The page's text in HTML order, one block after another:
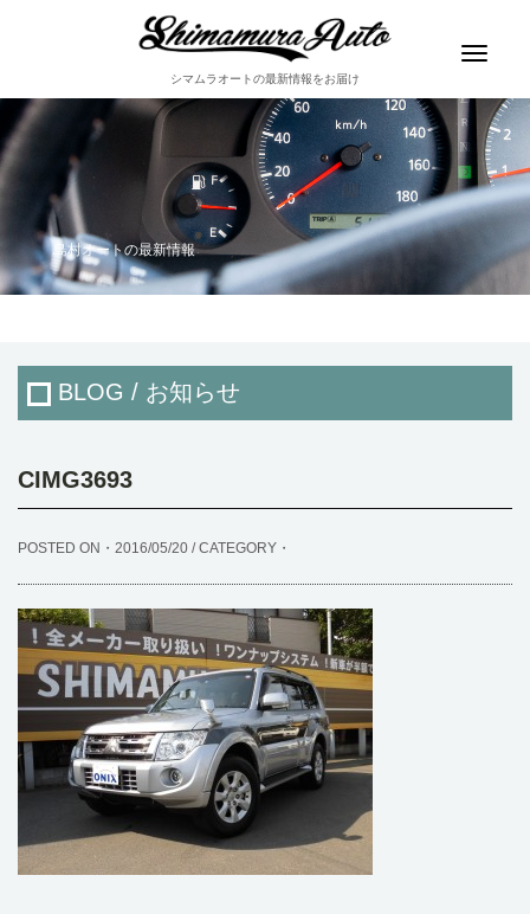
シマムラオートの最新情報をお届け
Toggle
島村オートの最新情報
BLOG / お知らせ
CIMG3693
POSTED ON・2016/05/20 / CATEGORY・